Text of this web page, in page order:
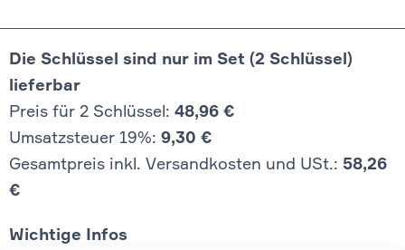
Die Schlüssel sind nur im Set (2 Schlüssel)
lieferbar
Preis für 2 Schlüssel: 48,96 €
Umsatzsteuer 19%: 9,30 €
Gesamtpreis inkl. Versandkosten und USt.: 58,26
€
Wichtige Infos